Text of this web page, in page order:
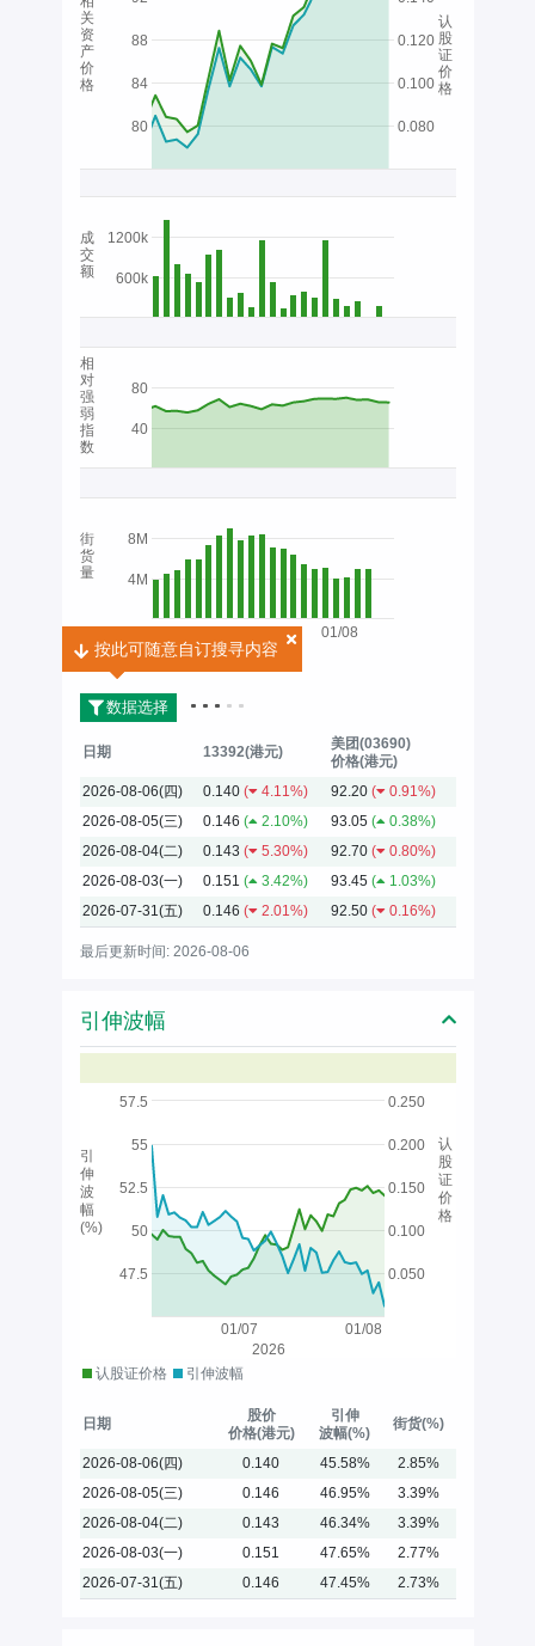
01/08
80
84
88 0.120
0.080
0.100
600k
1200k
40
80
4M
8M
2026
关
资
产
价
格
认
股
证
价
格
成
交
额
相
对
强
弱
指
数
街
货
量
数据选择
按此可随意自订搜寻内容
按此可随意自订搜寻内容
日期 13392(港元)
美团(03690)
价格(港元)
2026-08-06(四)
0.140 ( 4.11%) 92.20 (
0.91%)
2026-08-05(三)
0.146 ( 2.10%) 93.05 (
0.38%)
2026-08-04(二)
0.143 ( 5.30%) 92.70 (
0.80%)
2026-08-03(一)
0.151 ( 3.42%) 93.45 (
1.03%)
2026-07-31(五)
0.146 ( 2.01%) 92.50 ( 0.16%)
最后更新时间: 2026-08-06
引伸波幅
01/07 01/08
47.5
50
52.5
55
57.5
0.050
0.100
0.150
0.200
0.250
2026
引
伸
波
幅
(%)
认
股
证
价
格
认股证价格 引伸波幅
日期
股价
价格(港元)
引伸
波幅(%)
街货(%)
2026-08-06(四) 0.140 45.58%
2.85%
2026-08-05(三)
0.146 46.95%
3.39%
2026-08-04(二)
0.143 46.34%
3.39%
2026-08-03(一)
0.151 47.65%
2.77%
2026-07-31(五)
0.146 47.45% 2.73%